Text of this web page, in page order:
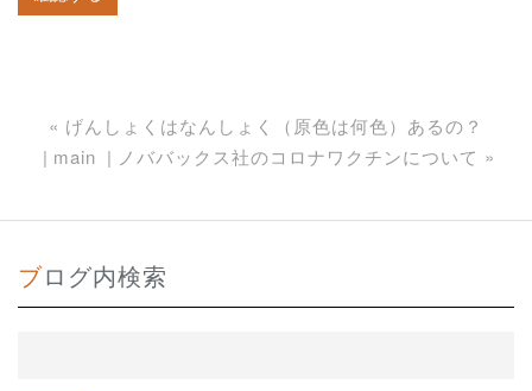
« げんしょくはなんしょく（原色は何色）あるの？
main
ノババックス社のコロナワクチンについて »
ブログ内検索